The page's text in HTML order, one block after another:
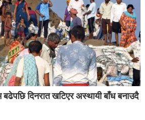
दिनरात खटिएर अस्थायी बाँध बनाउदै